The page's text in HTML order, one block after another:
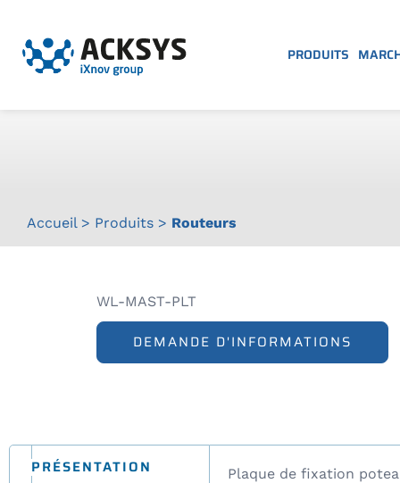
PRODUITS
Accueil > Produits > Routeurs
WL-MAST-PLT
DEMANDE D'INFORMATIONS
PRÉSENTATION Plaque de fixation